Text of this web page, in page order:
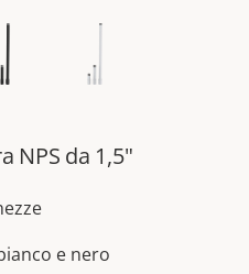
NPS da 1,5"
e nero